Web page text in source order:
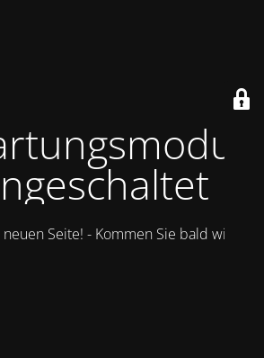
Seite! - Kommen Sie bald wieder.